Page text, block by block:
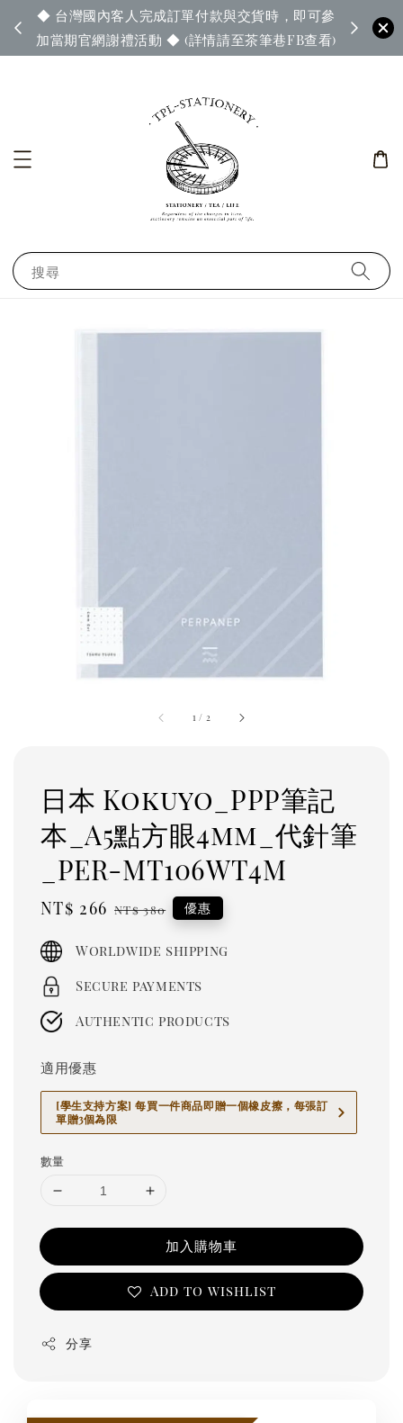
◆ 台灣國內客人完成訂單付款與交貨時，即可參
加當期官網謝禮活動 ◆ (詳情請至茶筆巷FB查看)
◆ 官
搜尋
1 / 2
日本 Kokuyo_PPP筆記
本_A5點方眼4mm_代針筆
_PER-MT106WT4M
Sale
NT$ 266 Regular
NT$ 380 優惠
Worldwide shipping
Secure payments
Authentic products
適用優惠
[學生支持方案] 每買一件商品即贈一個橡皮擦，每張訂
單贈3個為限
數量
加入購物車
Add to wishlist
分享